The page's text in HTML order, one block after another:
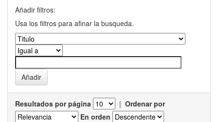
Añadir filtros:
Usa los filtros para afinar la busqueda.
Resultados por página | Ordenar por
En orden